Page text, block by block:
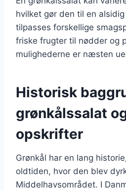
hvilket gør den til en
tilpasses forskellige
friske frugter til nødder og
mulighederne er næsten
Historisk
grønkålssalat
opskrifter
Grønkål har en lang
oldtiden, hvor den blev
Middelhavsområdet. I